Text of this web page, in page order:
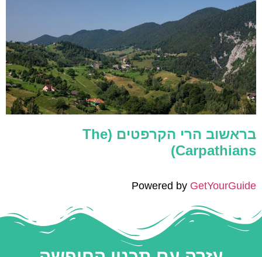
בראשוב הרי הקרפטים (The
Carpathians)
Powered by GetYourGuide